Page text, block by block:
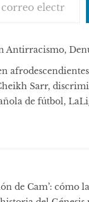
Antirracismo,
afrodescendientes
Sarr,
de fútbol,
de Cam’: cómo